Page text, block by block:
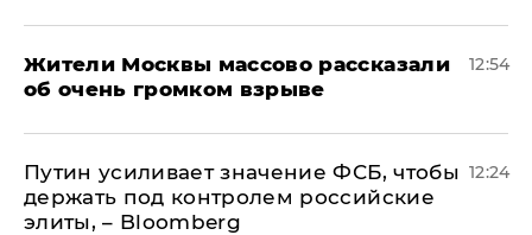
Жители Москвы массово рассказали
об очень громком взрыве
12:54
Путин усиливает значение ФСБ, чтобы
держать под контролем российские
элиты, – Bloomberg
12:24